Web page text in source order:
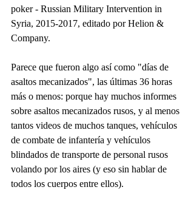
poker - Russian Military Intervention in
Syria, 2015-2017, editado por Helion &
Company.
Parece que fueron algo así como "días de
asaltos mecanizados", las últimas 36 horas
más o menos: porque hay muchos informes
sobre asaltos mecanizados rusos, y al menos
tantos videos de muchos tanques, vehículos
de combate de infantería y vehículos
blindados de transporte de personal rusos
volando por los aires (y eso sin hablar de
todos los cuerpos entre ellos).